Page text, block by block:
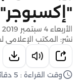
"إكسبوجر" 2019
الأربعاء 4 سبتمبر 2019
نشر: المكتب الإعلامي
وقت القراءة : 5 دقائق قراءة